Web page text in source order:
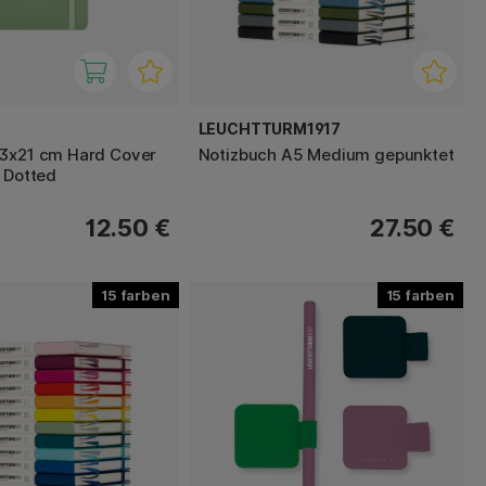
cm Hard Cover
Dotted
12.50 €
LEUCHTTURM1917
Notizbuch A5 Medium gepunktet
27.50 €
15 15